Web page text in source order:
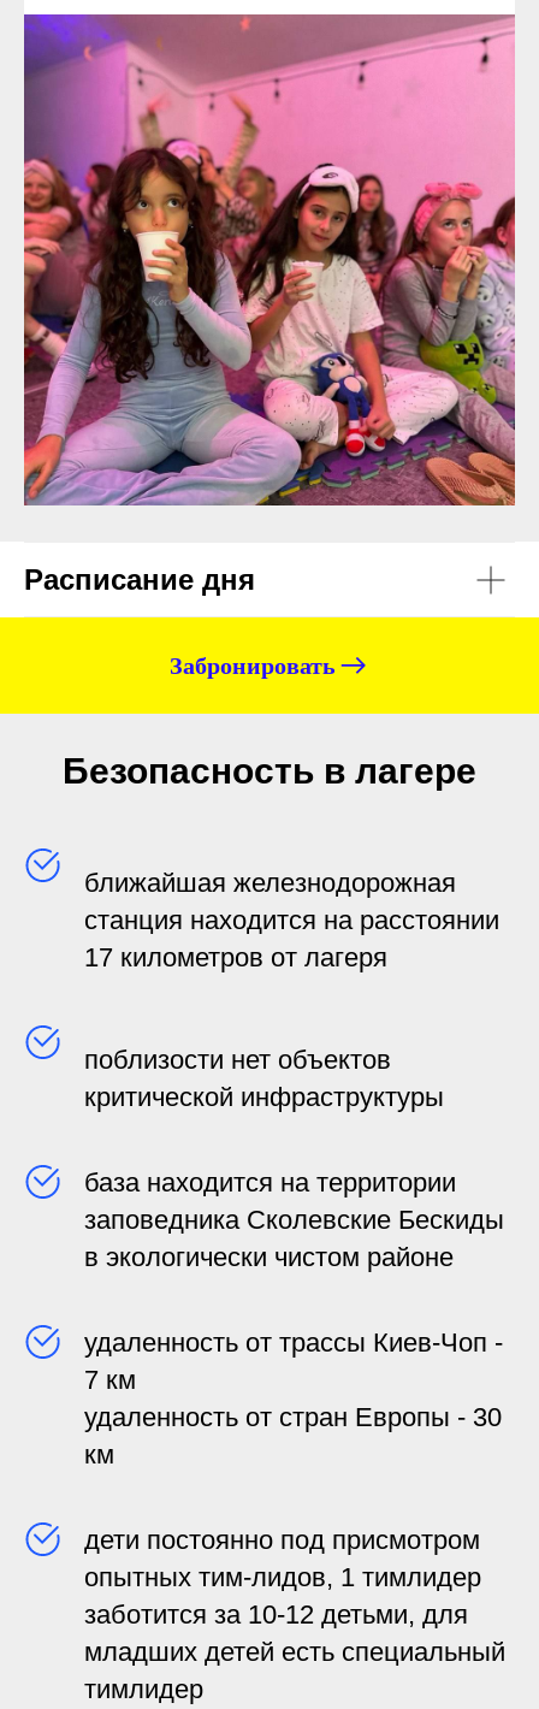
Расписание дня
Забронировать
Безопасность в лагере
ближайшая железнодорожная
станция находится на расстоянии
17 километров от лагеря
поблизости нет объектов
критической инфраструктуры
база находится на территории
заповедника Сколевские Бескиды
в экологически чистом районе
удаленность от трассы Киев-Чоп -
7 км
удаленность от стран Европы - 30
км
дети постоянно под присмотром
опытных тим-лидов, 1 тимлидер
заботится за 10-12 детьми, для
младших детей есть специальный
тимлидер